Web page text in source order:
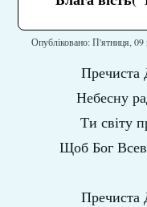
Опубліковано: П'ятниця, 09
Пречиста
Небесну
Ти світу
Щоб Бог
Пречиста